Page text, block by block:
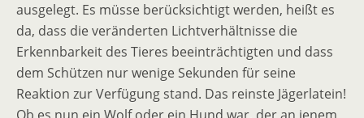
ausgelegt. Es müsse berücksichtigt werden, heißt es
da, dass die veränderten Lichtverhältnisse die
Erkennbarkeit des Tieres beeinträchtigten und dass
dem Schützen nur wenige Sekunden für seine
Reaktion zur Verfügung stand. Das reinste Jägerlatein!